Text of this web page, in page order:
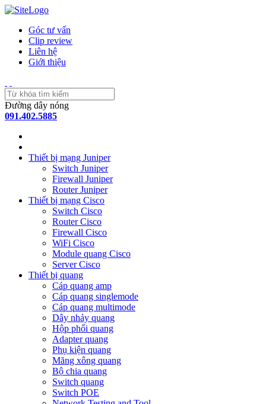
Góc tư vấn
Clip review
Liên hệ
Giới thiệu
Đường dây nóng
091.402.5885
Thiết bị mạng Juniper
Switch Juniper
Firewall Juniper
Router Juniper
Thiết bị mạng Cisco
Switch Cisco
Router Cisco
Firewall Cisco
WiFi Cisco
Module quang Cisco
Server Cisco
Thiết bị quang
Cáp quang amp
Cáp quang singlemode
Cáp quang multimode
Dây nhảy quang
Hộp phối quang
Adapter quang
Phụ kiện quang
Măng xông quang
Bộ chia quang
Switch quang
Switch POE